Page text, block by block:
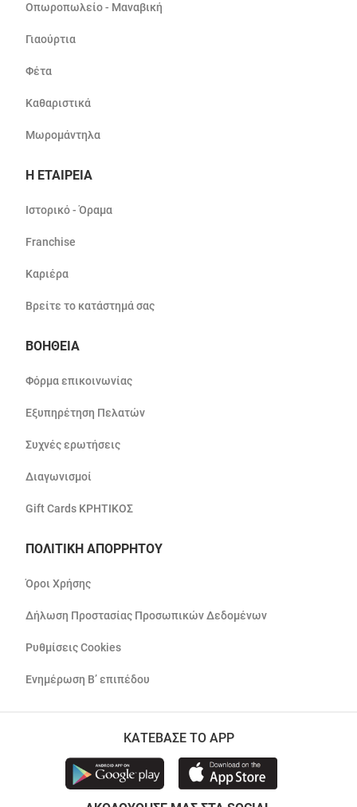
Οπωροπωλείο - Μαναβική
Γιαούρτια
Φέτα
Καθαριστικά
Μωρομάντηλα
Η ΕΤΑΙΡΕΙΑ
Ιστορικό - Όραμα
Franchise
Καριέρα
Βρείτε το κατάστημά σας
ΒΟΗΘΕΙΑ
Φόρμα επικοινωνίας
Εξυπηρέτηση Πελατών
Συχνές ερωτήσεις
Διαγωνισμοί
Gift Cards ΚΡΗΤΙΚΟΣ
ΠΟΛΙΤΙΚΗ ΑΠΟΡΡΗΤΟΥ
Όροι Χρήσης
Δήλωση Προστασίας Προσωπικών Δεδομένων
Ρυθμίσεις Cookies
Ενημέρωση Β’ επιπέδου
ΚΑΤΕΒΑΣΕ ΤΟ APP